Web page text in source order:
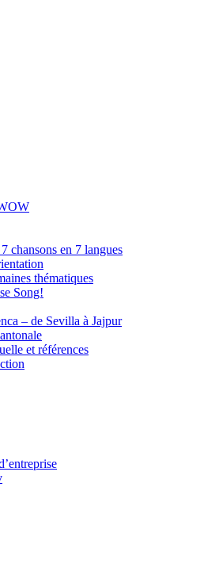
chansons en 7 langues
thématiques
Song!
– de Sevilla à Jajpur
et références